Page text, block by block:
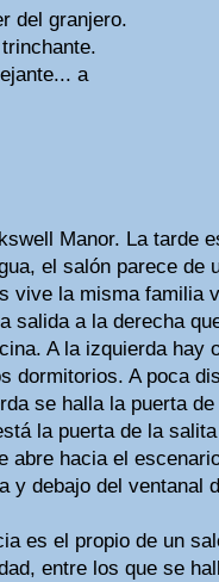
del granjero.
a
Manor. La tarde
el salón parece de
vive la misma familia
salida a la derecha
A la izquierda hay
dormitorios. A poca
se halla la puerta
la puerta de la
abre hacia el
y debajo del ventanal
es el propio de un
entre los que se